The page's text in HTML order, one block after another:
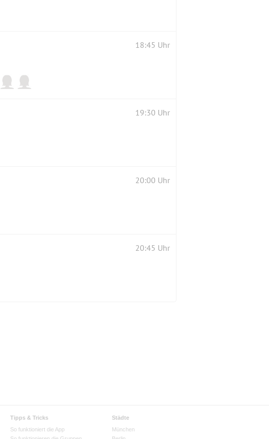
18:45 Uhr
19:30 Uhr
20:00 Uhr
20:45 Uhr
Tipps & Tricks
So funktioniert die App
Städte
München